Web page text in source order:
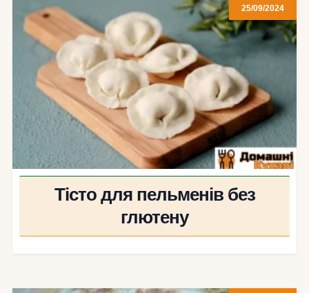
25/09/2024
Тісто для пельменів без
глютену